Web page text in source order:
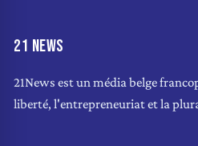
21 NEWS
21News est un média belge
liberté, l'entrepreneuriat et la